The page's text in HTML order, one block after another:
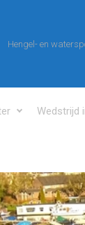
Hengel- en
Wedstrijd